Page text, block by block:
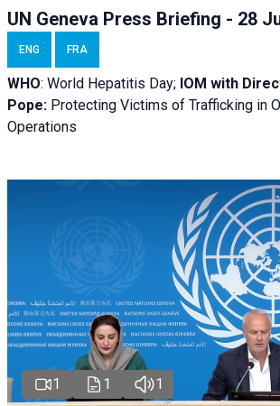
UN Geneva Press Briefing - 28
ENG FRA
WHO: World Hepatitis Day; IOM with
Pope: Protecting Victims of Trafficking in
Operations
1 1 1